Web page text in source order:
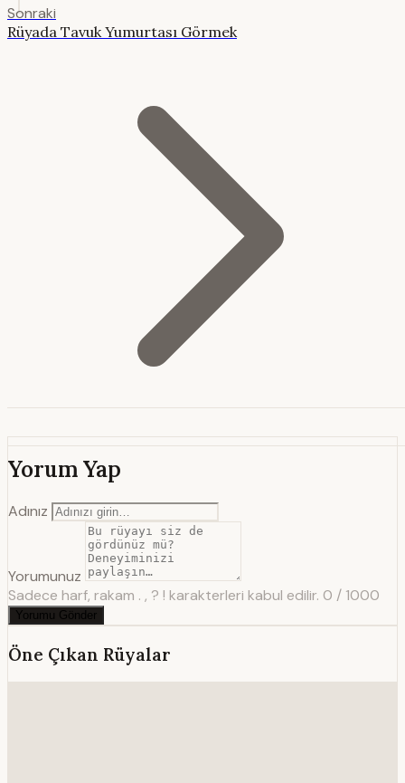
Sonraki
Rüyada Tavuk Yumurtası Görmek
Yorum Yap
Adınız
Yorumunuz
Sadece harf, rakam . , ? ! karakterleri kabul edilir. 0 / 1000
Yorumu Gönder
Öne Çıkan Rüyalar